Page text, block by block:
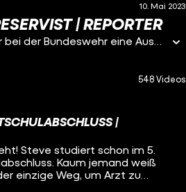
10. Mai 2023
| REPORTER
Ferdinand will Reservist bei der Bundeswehr werden. Dafür macht er bei der Bundeswehr eine Ausbildung zum Reservisten im Heimatschutz. Danach kann er in Notfällen zum Einsatz in Deutschland eingezogen werden. Dabei hatte er vorher nie etwas mit der Bundeswehr am Hut und will auch nicht mit einer Waffe auf Menschen schießen. Trotzdem will er die Ausbildung durchziehen. Unser Reporter Kai begleitet ihn dabei.
548 Videos
|
Steve studiert schon im 5.
Kaum jemand weiß
einzige Weg, um Arzt zu